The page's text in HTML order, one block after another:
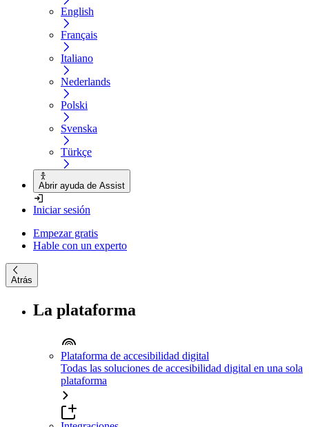
English
Français
Italiano
Nederlands
Polski
Svenska
Türkçe
Abrir ayuda de Assist
Iniciar sesión
Empezar gratis
Hable con un experto
Atrás
La plataforma
Plataforma de accesibilidad digital
Todas las soluciones de accesibilidad digital en una sola
plataforma